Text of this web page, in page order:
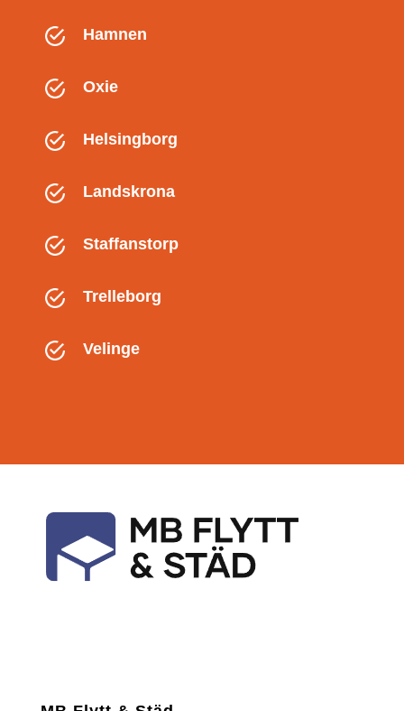
Hamnen
Oxie
Helsingborg
Landskrona
Staffanstorp
Trelleborg
Velinge